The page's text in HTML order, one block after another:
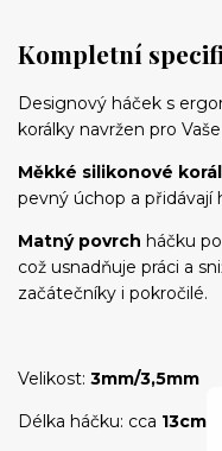
Kompletní
Designový háček s
korálky navržen pro
Měkké silikonové
pevný úchop a přidávají
Matný povrch háčku
což usnadňuje práci a
začátečníky i pokročilé.
Velikost: 3mm/3,5mm
Délka háčku: cca 13cm